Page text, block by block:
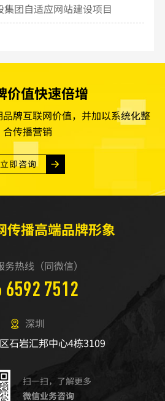
集团自适应网站建设项目
价值快速倍增
牌互联网价值，并加以系统化整
合传播营销
立即咨询
传播高端品牌形象
务热线（同微信）
6592 7512
深圳
石岩汇邦中心4栋3109
扫一扫，了解更多
微信业务咨询